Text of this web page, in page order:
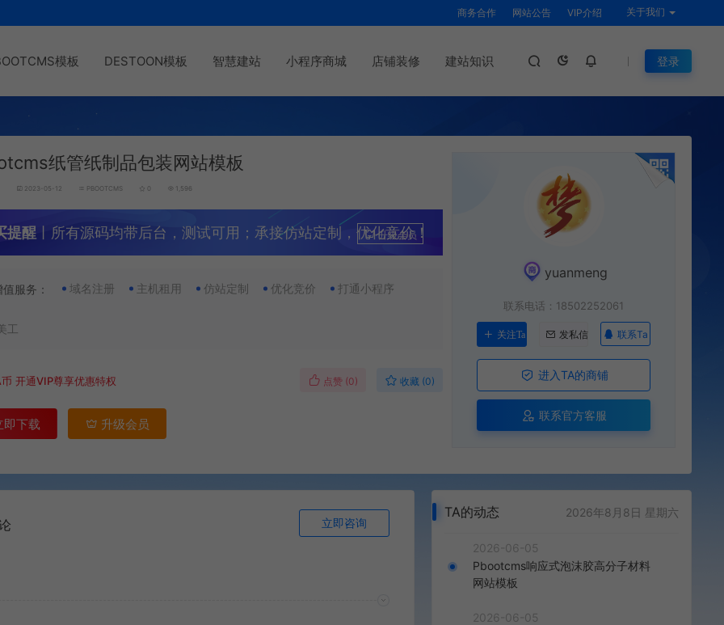
商务合作 网站公告 VIP介绍 关于我们
模板 DESTOON模板 智慧建站 小程序商城 店铺装修 建站知识 登录
纸管纸制品包装网站模板
2023-05-12 PBOOTCMS 0 1,596
提醒 丨所有源码均带后台，测试可用；承接仿站定制，优化竞价！
升级会员
值服务： 域名注册 主机租用 仿站定制 优化竞价 打通小程序
工
币开通VIP尊享优惠特权 点赞 (0) 收藏 (0)
即下载 升级会员
yuanmeng
联系电话：18502252061
关注Ta 发私信 联系Ta
进入TA的商铺
联系官方客服
立即咨询
TA的动态 2026年8月8日 星期六
2026-06-05
Pbootcms响应式泡沫胶高分子材料
网站模板
2026-06-05